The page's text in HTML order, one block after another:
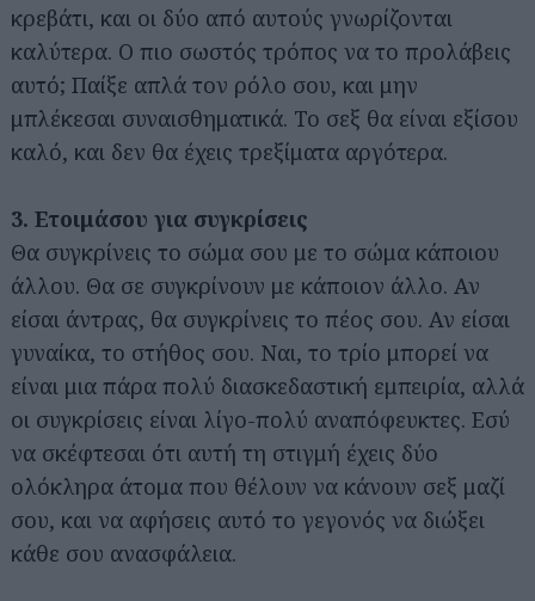
κρεβάτι, και οι δύο από αυτούς γνωρίζονται
καλύτερα. Ο πιο σωστός τρόπος να το προλάβεις
αυτό; Παίξε απλά τον ρόλο σου, και μην
μπλέκεσαι συναισθηματικά. Το σεξ θα είναι εξίσου
καλό, και δεν θα έχεις τρεξίματα αργότερα.
3. Ετοιμάσου για συγκρίσεις
Θα συγκρίνεις το σώμα σου με το σώμα κάποιου
άλλου. Θα σε συγκρίνουν με κάποιον άλλο. Αν
είσαι άντρας, θα συγκρίνεις το πέος σου. Αν είσαι
γυναίκα, το στήθος σου. Ναι, το τρίο μπορεί να
είναι μια πάρα πολύ διασκεδαστική εμπειρία, αλλά
οι συγκρίσεις είναι λίγο-πολύ αναπόφευκτες. Εσύ
να σκέφτεσαι ότι αυτή τη στιγμή έχεις δύο
ολόκληρα άτομα που θέλουν να κάνουν σεξ μαζί
σου, και να αφήσεις αυτό το γεγονός να διώξει
κάθε σου ανασφάλεια.